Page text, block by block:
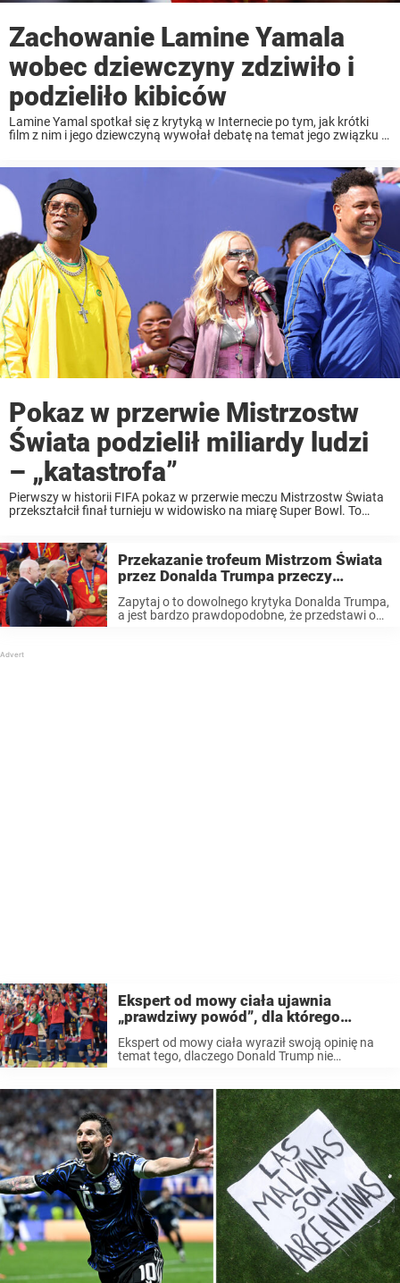
Zachowanie Lamine Yamala
wobec dziewczyny zdziwiło i
podzieliło kibiców
Lamine Yamal spotkał się z krytyką w Internecie po tym, jak krótki
film z nim i jego dziewczyną wywołał debatę na temat jego związku z
Pokaz w przerwie Mistrzostw
Świata podzielił miliardy ludzi
– „katastrofa”
Pierwszy w historii FIFA pokaz w przerwie meczu Mistrzostw Świata
przekształcił finał turnieju w widowisko na miarę Super Bowl. To
Przekazanie trofeum Mistrzom Świata
przez Donalda Trumpa przeczy
twierdzeniom jego lekarza
Zapytaj o to dowolnego krytyka Donalda Trumpa,
a jest bardzo prawdopodobne, że przedstawi on
Ekspert od mowy ciała ujawnia
„prawdziwy powód”, dla którego
Donald Trump nie chciał się ruszyć,
gdy Hiszpania podnosiła trofeum
Mistrzostw Świata
Ekspert od mowy ciała wyraził swoją opinię na
temat tego, dlaczego Donald Trump nie
Hiszpania odniosła zwycięstwo nad Argentyną
po dogrywce. Argentyna musiała ...